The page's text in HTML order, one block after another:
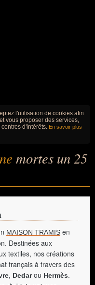
l'utilisation de cookies afin
vous proposer des services,
d'intérêts. En savoir plus
mortes un 25
MAISON TRAMIS en
Destinées aux
textiles, nos créations
français à travers des
, Dedarou Hermès.